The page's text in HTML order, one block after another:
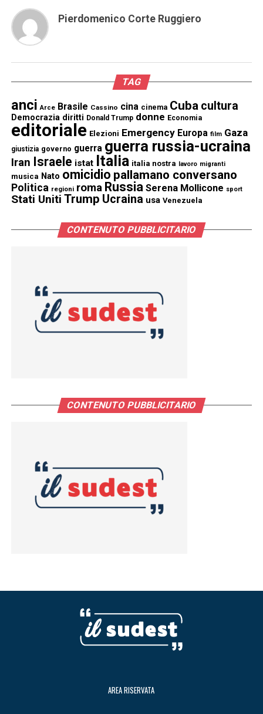
Pierdomenico Corte Ruggiero
TAG
anci Arce Brasile Cassino cina cinema Cuba cultura
Democrazia diritti Donald Trump donne Economia
editoriale Elezioni Emergency Europa film Gaza
giustizia governo guerra guerra russia-ucraina
Iran Israele istat Italia italia nostra lavoro migranti
musica Nato omicidio pallamano conversano
Politica regioni roma Russia Serena Mollicone sport
Stati Uniti Trump Ucraina usa Venezuela
CONTENUTO PUBBLICITARIO
CONTENUTO PUBBLICITARIO
AREA RISERVATA